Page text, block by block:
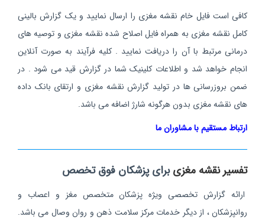
کافی است فایل خام نقشه مغزی را ارسال نمایید و یک گزارش بالینی
کامل نقشه مغزی به همراه فایل اصلاح شده نقشه مغزی و توصیه های
درمانی مرتبط با آن را دریافت نمایید . کلیه فرآیند به صورت آنلاین
انجام خواهد شد و اطلاعات کلینیک شما در گزارش قید می شود . در
ضمن بروزرسانی ها در تولید گزارش نقشه مغزی و ارتقای بانک داده
های نقشه مغزی بدون هرگونه شارژ اضافه می باشد.
ارتباط مستقیم با مشاوران ما
تفسیر نقشه مغزیبرای پزشکان فوق تخصص
ارائه گزارش تخصصی ویژه پزشکان متخصص مغز و اعصاب و
روانپزشکان ، از دیگر خدمات مرکز سلامت ذهن و روان وصال می باشد.